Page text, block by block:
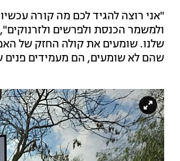
"אני רוצה להגיד לכם מה קורה
ולמשמר הכנסת ולפרשים
שלנו. שומעים את קולה החזק של
שהם לא שומעים, הם מעמידים